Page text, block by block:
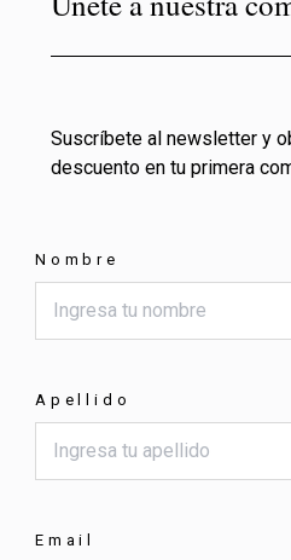
Suscríbete al newsletter y
descuento en tu primera
Nombre
Apellido
Email